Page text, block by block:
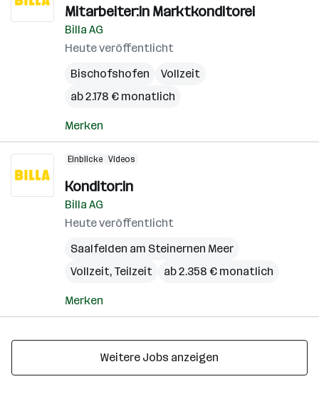
Mitarbeiter:in Marktkonditorei
Billa AG
Heute veröffentlicht
Bischofshofen
Vollzeit
ab 2.178 € monatlich
Merken
Einblicke Videos
Konditor:in
Billa AG
Heute veröffentlicht
Saalfelden am Steinernen Meer
Vollzeit, Teilzeit
ab 2.358 € monatlich
Merken
Weitere Jobs anzeigen